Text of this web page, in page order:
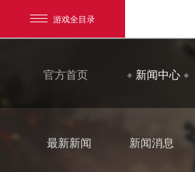
游戏全目录
官方首页 新闻中心
最新新闻 新闻消息